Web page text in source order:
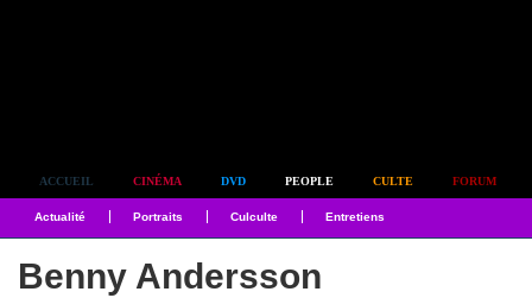
ACCUEIL CINÉMA DVD PEOPLE CULTE FORUM
Actualité Portraits Culculte Entretiens
Benny Andersson